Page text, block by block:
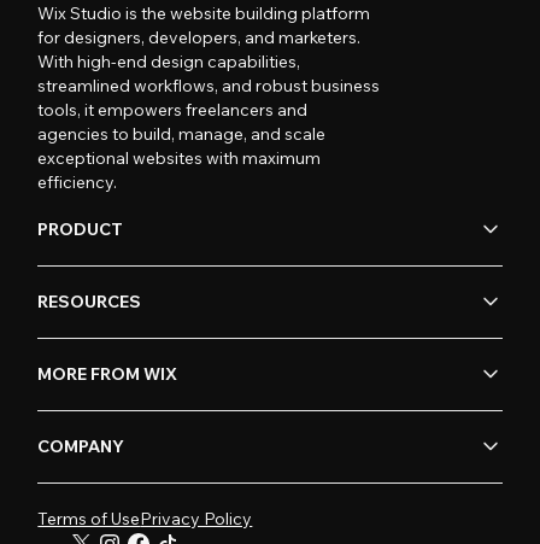
Wix Studio is the website building platform
for designers, developers, and marketers.
With high-end design capabilities,
streamlined workflows, and robust business
tools, it empowers freelancers and
agencies to build, manage, and scale
exceptional websites with maximum
efficiency.
PRODUCT
RESOURCES
MORE FROM WIX
COMPANY
Terms of UsePrivacy Policy